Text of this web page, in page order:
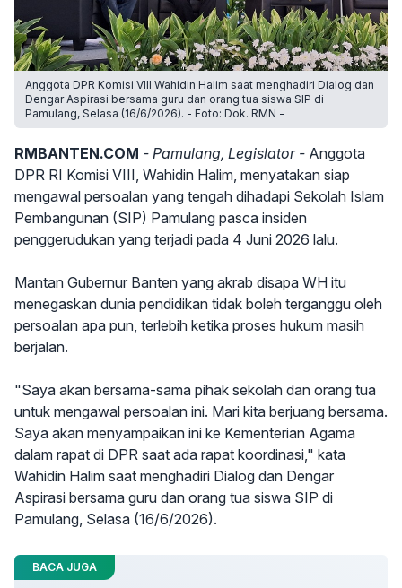
Anggota DPR Komisi VIII Wahidin Halim saat menghadiri Dialog dan
Dengar Aspirasi bersama guru dan orang tua siswa SIP di
Pamulang, Selasa (16/6/2026). - Foto: Dok. RMN -
RMBANTEN.COM - Pamulang, Legislator - Anggota
DPR RI Komisi VIII, Wahidin Halim, menyatakan siap
mengawal persoalan yang tengah dihadapi Sekolah Islam
Pembangunan (SIP) Pamulang pasca insiden
penggerudukan yang terjadi pada 4 Juni 2026 lalu.
Mantan Gubernur Banten yang akrab disapa WH itu
menegaskan dunia pendidikan tidak boleh terganggu oleh
persoalan apa pun, terlebih ketika proses hukum masih
berjalan.
"Saya akan bersama-sama pihak sekolah dan orang tua
untuk mengawal persoalan ini. Mari kita berjuang bersama.
Saya akan menyampaikan ini ke Kementerian Agama
dalam rapat di DPR saat ada rapat koordinasi," kata
Wahidin Halim saat menghadiri Dialog dan Dengar
Aspirasi bersama guru dan orang tua siswa SIP di
Pamulang, Selasa (16/6/2026).
BACA JUGA